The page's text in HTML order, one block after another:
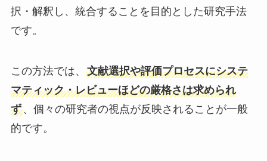
択・解釈し、統合することを目的とした研究手法
です。
この方法では、 文献選択や評価プロセスにシステ
マティック・レビューほどの厳格さは求められ
ず、個々の研究者の視点が反映されることが一般
的です。